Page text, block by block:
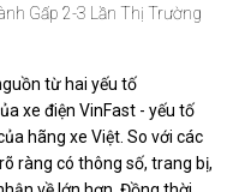
Gấp 2-3 Lần Thị Trường
từ hai yếu tố
xe điện VinFast - yếu tố
hãng xe Việt. So với các
ràng có thông số, trang bị,